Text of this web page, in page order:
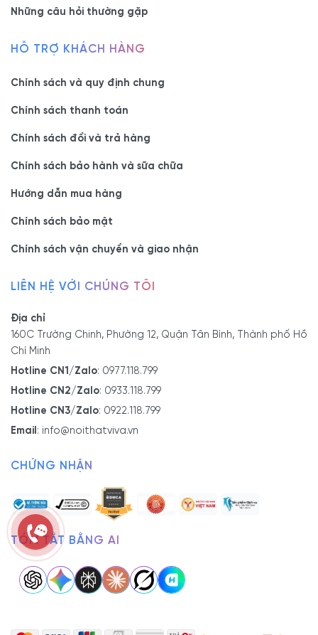
Những câu hỏi thường gặp
HỖ TRỢ KHÁCH HÀNG
Chính sách và quy định chung
Chính sách thanh toán
Chính sách đổi và trả hàng
Chính sách bảo hành và sữa chữa
Hướng dẫn mua hàng
Chính sách bảo mật
Chính sách vận chuyển và giao nhận
LIÊN HỆ VỚI CHÚNG TÔI
Địa chỉ
160C Trường Chinh, Phường 12, Quận Tân Bình, Thành phố Hồ
Chí Minh
Hotline CN1/Zalo: 0977.118.799
Hotline CN2/Zalo: 0933.118.799
Hotline CN3/Zalo: 0922.118.799
Email: info@noithatviva.vn
CHỨNG NHẬN
TÓM TẮT BẰNG AI